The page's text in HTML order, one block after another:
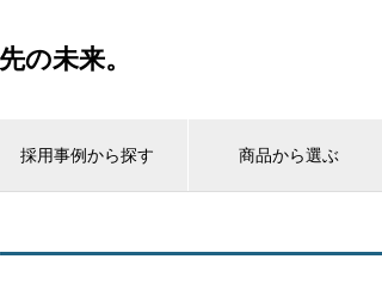
の未来。
採用事例から探す 商品から選ぶ